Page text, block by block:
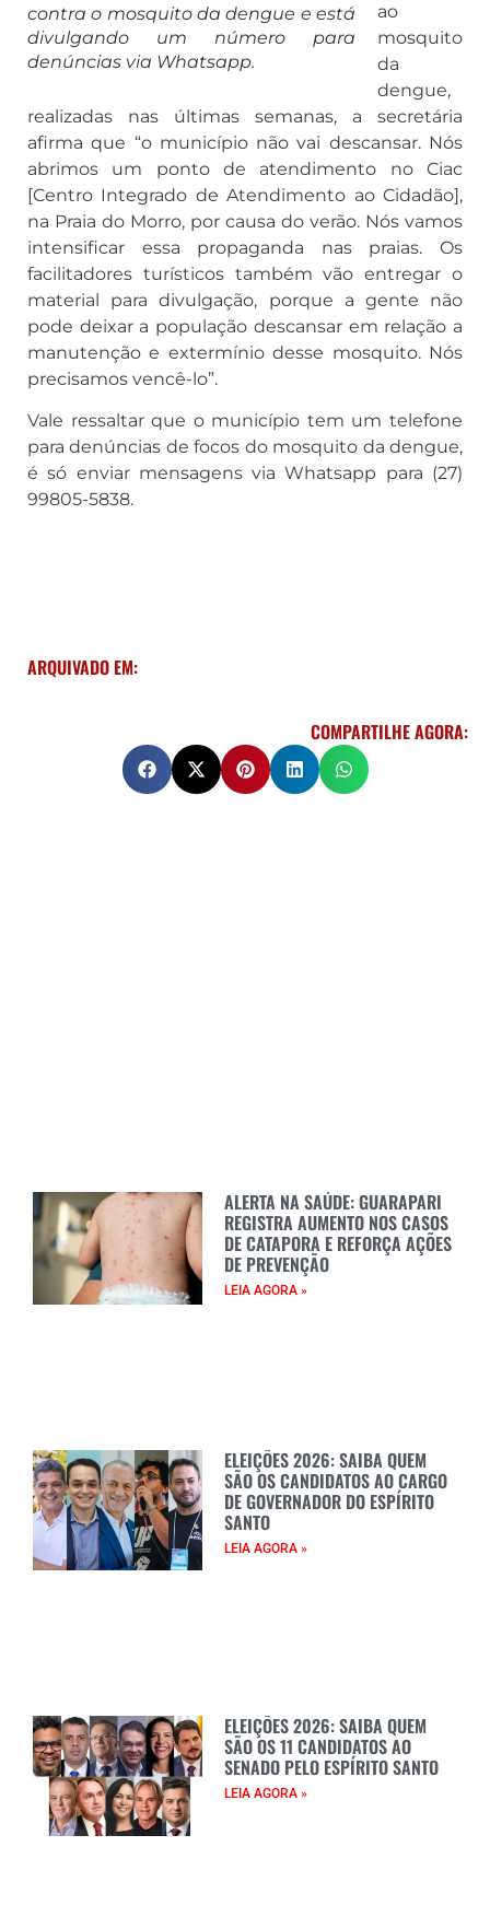
contra o mosquito da dengue e está
divulgando um número para
denúncias via Whatsapp.
ao
mosquito
da
dengue,
realizadas nas últimas semanas, a secretária
afirma que “o município não vai descansar. Nós
abrimos um ponto de atendimento no Ciac
[Centro Integrado de Atendimento ao Cidadão],
na Praia do Morro, por causa do verão. Nós vamos
intensificar essa propaganda nas praias. Os
facilitadores turísticos também vão entregar o
material para divulgação, porque a gente não
pode deixar a população descansar em relação a
manutenção e extermínio desse mosquito. Nós
precisamos vencê-lo”.
Vale ressaltar que o município tem um telefone
para denúncias de focos do mosquito da dengue,
é só enviar mensagens via Whatsapp para (27)
99805-5838.
ARQUIVADO EM:
COMPARTILHE AGORA:
ALERTA NA SAÚDE: GUARAPARI
REGISTRA AUMENTO NOS CASOS
DE CATAPORA E REFORÇA AÇÕES
DE PREVENÇÃO
LEIA AGORA »
ELEIÇÕES 2026: SAIBA QUEM
SÃO OS CANDIDATOS AO CARGO
DE GOVERNADOR DO ESPÍRITO
SANTO
LEIA AGORA »
ELEIÇÕES 2026: SAIBA QUEM
SÃO OS 11 CANDIDATOS AO
SENADO PELO ESPÍRITO SANTO
LEIA AGORA »